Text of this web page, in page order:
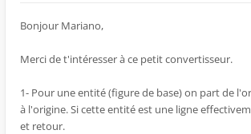
Bonjour Mariano,
Merci de t'intéresser à ce petit convertisseur.
1- Pour une entité (figure de base) on part de
à l'origine. Si cette entité est une ligne
et retour.